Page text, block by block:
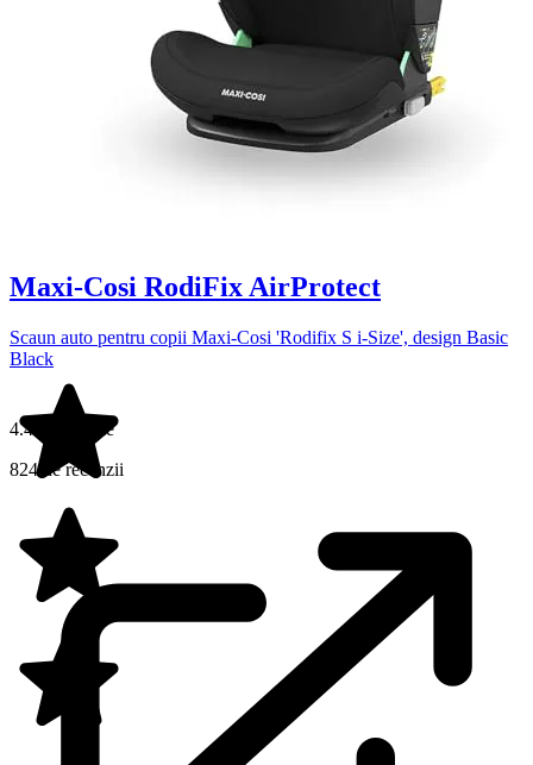
Maxi-Cosi RodiFix AirProtect
Scaun auto pentru copii Maxi-Cosi 'Rodifix S i-Size', design Basic
Black
4.4 din 5 stele
824 de recenzii